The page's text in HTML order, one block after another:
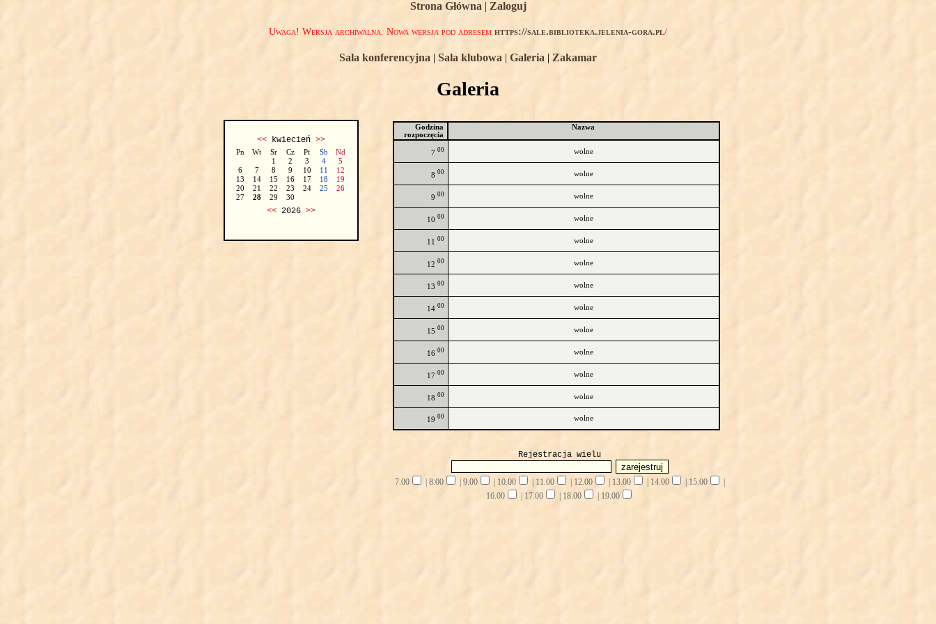
Strona Główna | Zaloguj
Uwaga! Wersja archiwalna. Nowa wersja pod adresem https://sale.biblioteka.jelenia-gora.pl/
Sala konferencyjna | Sala klubowa | Galeria | Zakamar
Galeria
<<kwiecień >>
Pn Wt Sr Cz Pt Sb
Nd
1
2 3 4
5
6
7 8 9 10 11
12
13
14 15 16 17 18
19
20
21 22 23 24 25
26
27
28 29 30
<<2026 >>
Godzina
rozpoczęcia
Nazwa
7 00 wolne
8 00 wolne
9 00 wolne
10 00 wolne
11 00 wolne
12 00 wolne
13 00 wolne
14 00 wolne
15 00 wolne
16 00 wolne
17 00 wolne
18 00 wolne
19 00 wolne
Rejestracja wielu
7.00 8.00 9.00 10.00 11.00 12.00 13.00 14.00 15.00
16.00
17.00 18.00 19.00